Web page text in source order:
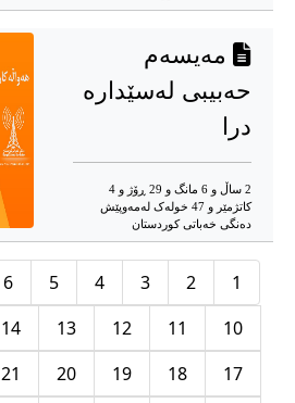
مەیسەم
حەبیبی لەسێدارە
درا
2 ساڵ و 6 مانگ و 29 ڕۆژ و 4
کاتژمێر و 47 خوله‌ک له‌مه‌وپێش‌
ده‌نگی خه‌باتی کوردستان
1
2
3
4
5
6
10
11
12
13
14
17
18
19
20
21